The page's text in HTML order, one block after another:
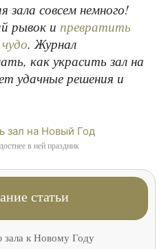
зала совсем немного!
рывок и превратить
. Журнал
как украсить зал на
удачные решения и
в ней праздник
статьи
к Новому Году